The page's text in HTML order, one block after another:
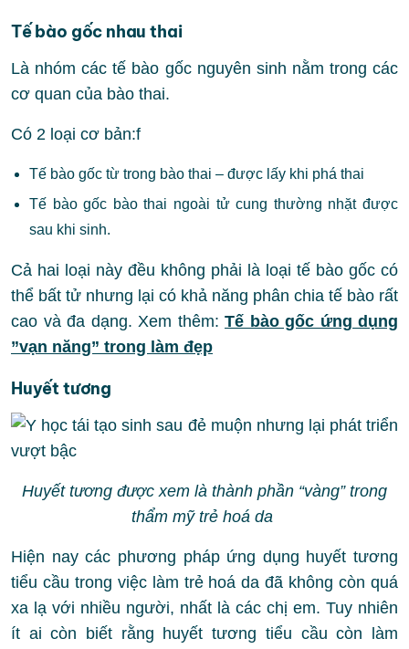
Tế bào gốc nhau thai
Là nhóm các tế bào gốc nguyên sinh nằm trong các
cơ quan của bào thai.
Có 2 loại cơ bản:f
Tế bào gốc từ trong bào thai – được lấy khi phá thai
Tế bào gốc bào thai ngoài tử cung thường nhặt được
sau khi sinh.
Cả hai loại này đều không phải là loại tế bào gốc có
thể bất tử nhưng lại có khả năng phân chia tế bào rất
cao và đa dạng. Xem thêm: Tế bào gốc ứng dụng
”vạn năng” trong làm đẹp
Huyết tương
Huyết tương được xem là thành phần “vàng” trong
thẩm mỹ trẻ hoá da
Hiện nay các phương pháp ứng dụng huyết tương
tiểu cầu trong việc làm trẻ hoá da đã không còn quá
xa lạ với nhiều người, nhất là các chị em. Tuy nhiên
ít ai còn biết rằng huyết tương tiểu cầu còn làm